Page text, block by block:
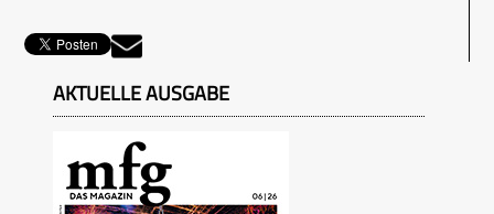
AKTUELLE AUSGABE